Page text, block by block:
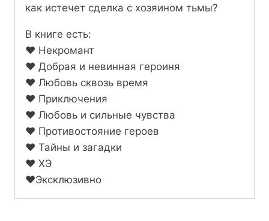
как истечет сделка с хозяином тьмы?
В книге есть:
❤️ Некромант
❤️ Добрая и невинная героиня
❤️ Любовь сквозь время
❤️ Приключения
❤️ Любовь и сильные чувства
❤️ Противостояние героев
❤️ Тайны и загадки
❤️ ХЭ
❤️Эксклюзивно